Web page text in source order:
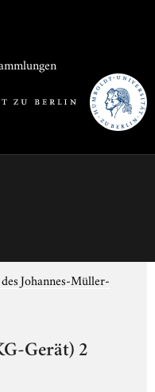
Johannes-Müller-
Gerät) 2